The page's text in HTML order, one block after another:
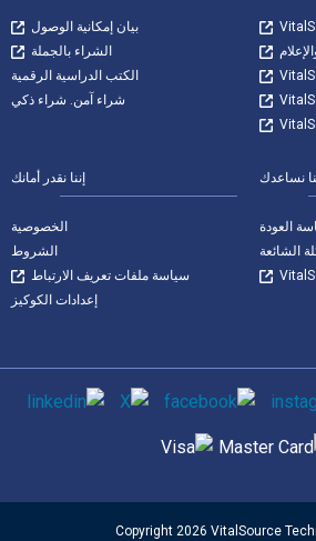
بيان إمكانية الوصول
الشراء بالجملة
الكتب الدراسية الرقمية
شراء آمن. شراء ذكي
نساعدك
العودة
الشائعة
إننا نقدر أمانك
الخصوصية
الشروط
سياسة ملفات تعريف الارتباط
إعدادات الكوكيز
© Copyright 2026 VitalSource